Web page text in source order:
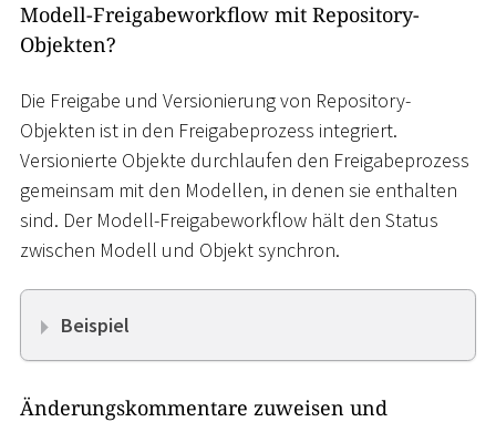
Modell-Freigabeworkflow mit Repository-
Objekten?
Die Freigabe und Versionierung von Repository-
Objekten ist in den Freigabeprozess integriert.
Versionierte Objekte durchlaufen den Freigabeprozess
gemeinsam mit den Modellen, in denen sie enthalten
sind. Der Modell-Freigabeworkflow hält den Status
zwischen Modell und Objekt synchron.
Beispiel
Änderungskommentare zuweisen und